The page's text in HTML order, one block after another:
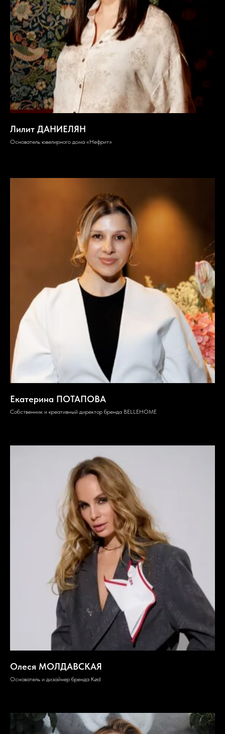
Лилит ДАНИЕЛЯН
Основатель ювелирного дома «Нефрит»
Екатерина ПОТАПОВА
Собственник и креативный директор бренда BELLEHOME
Олеся МОЛДАВСКАЯ
Основатель и дизайнер бренда Kød